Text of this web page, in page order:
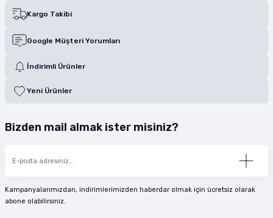
Kargo Takibi
Google Müşteri Yorumları
İndirimli Ürünler
Yeni Ürünler
Bizden mail almak ister misiniz?
Kampanyalarımızdan, indirimlerimizden haberdar olmak için ücretsiz olarak
abone olabilirsiniz.